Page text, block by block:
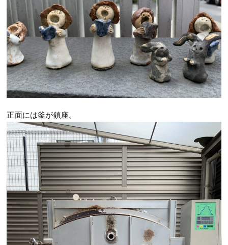
正面には釜が鎮座。